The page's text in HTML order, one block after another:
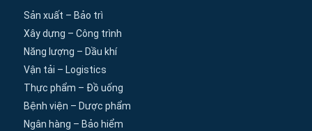
Sản xuất – Bảo trì
Xây dựng – Công trình
Năng lượng – Dầu khí
Vận tải – Logistics
Thực phẩm – Đồ uống
Bệnh viện – Dược phẩm
Ngân hàng – Bảo hiểm